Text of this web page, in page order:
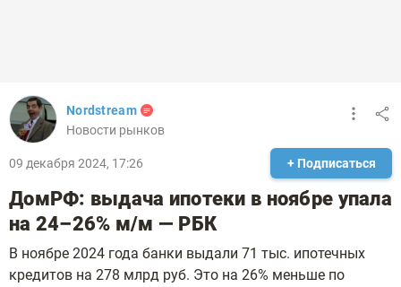
Nordstream
Новости рынков
09 декабря 2024, 17:26 + Подписаться
ДомРФ: выдача ипотеки в ноябре упала
на 24–26% м/м — РБК
В ноябре 2024 года банки выдали 71 тыс. ипотечных
кредитов на 278 млрд руб. Это на 26% меньше по